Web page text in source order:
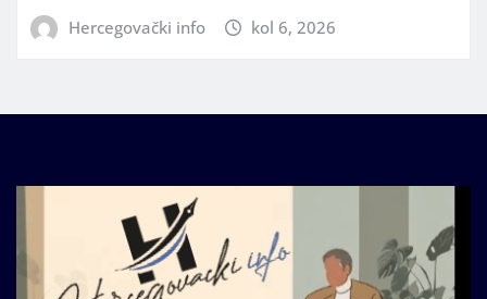
Hercegovački info kol 6, 2026